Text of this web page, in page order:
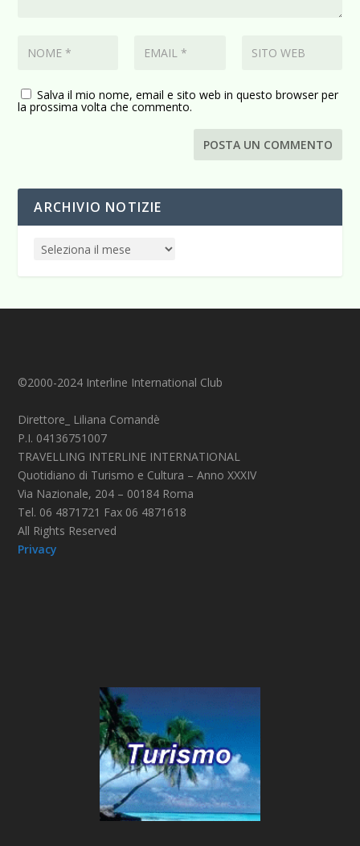
Salva il mio nome, email e sito web in questo browser per
la prossima volta che commento.
ARCHIVIO NOTIZIE
©2000-2024 Interline International Club
Direttore_ Liliana Comandè
P.I. 04136751007
TRAVELLING INTERLINE INTERNATIONAL
Quotidiano di Turismo e Cultura – Anno XXXIV
Via Nazionale, 204 – 00184 Roma
Tel. 06 4871721 Fax 06 4871618
All Rights Reserved
Privacy